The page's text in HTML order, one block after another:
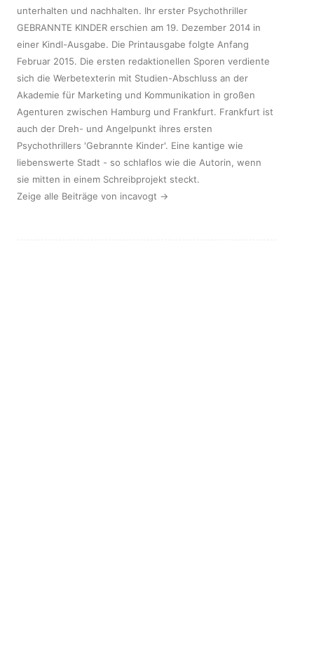
unterhalten und nachhalten. Ihr erster Psychothriller
GEBRANNTE KINDER erschien am 19. Dezember 2014 in
einer Kindl-Ausgabe. Die Printausgabe folgte Anfang
Februar 2015. Die ersten redaktionellen Sporen verdiente
sich die Werbetexterin mit Studien-Abschluss an der
Akademie für Marketing und Kommunikation in großen
Agenturen zwischen Hamburg und Frankfurt. Frankfurt ist
auch der Dreh- und Angelpunkt ihres ersten
Psychothrillers 'Gebrannte Kinder'. Eine kantige wie
liebenswerte Stadt - so schlaflos wie die Autorin, wenn
sie mitten in einem Schreibprojekt steckt.
Zeige alle Beiträge von incavogt →